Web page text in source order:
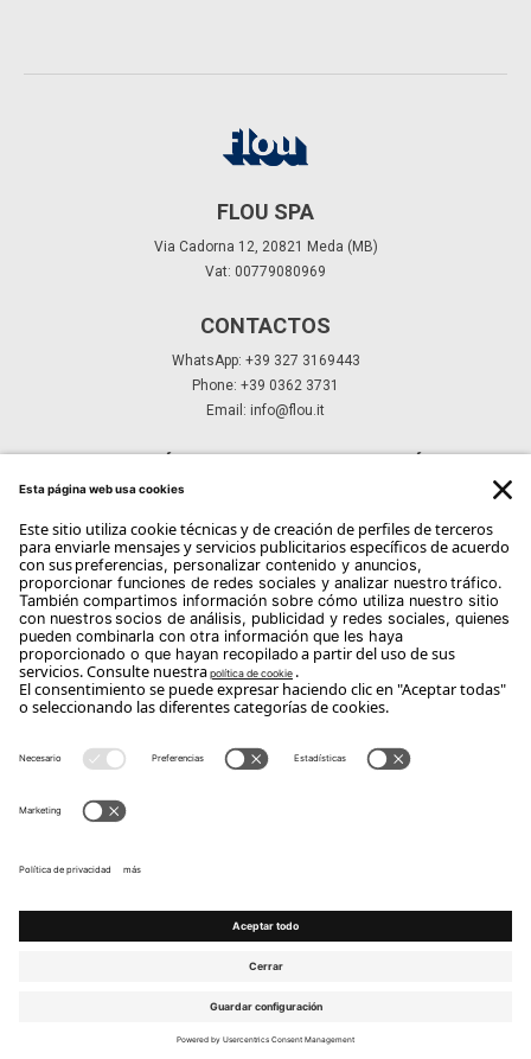
FLOU SPA
Via Cadorna 12, 20821 Meda (MB)
Vat: 00779080969
CONTACTOS
WhatsApp: +39 327 3169443
Phone: +39 0362 3731
Email: info@flou.it
Suscríbete
Copyright Flou 2026
Modificar la configuración de privacidad